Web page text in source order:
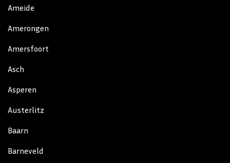
Ameide
Amerongen
Amersfoort
Asch
Asperen
Austerlitz
Baarn
Barneveld